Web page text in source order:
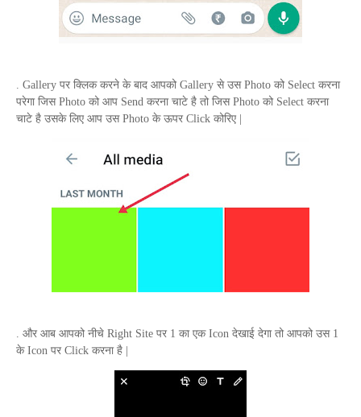
. Gallery पर क्लिक करने के बाद आपको Gallery से उस Photo को Select करना
परेगा जिस Photo को आप Send करना चाटे है तो जिस Photo को Select करना
चाटे है उसके लिए आप उस Photo के ऊपर Click कोरिए |
. और आब आपको नीचे Right Site पर 1 का एक Icon देखाई देगा तो आपको उस 1
के Icon पर Click करना है |